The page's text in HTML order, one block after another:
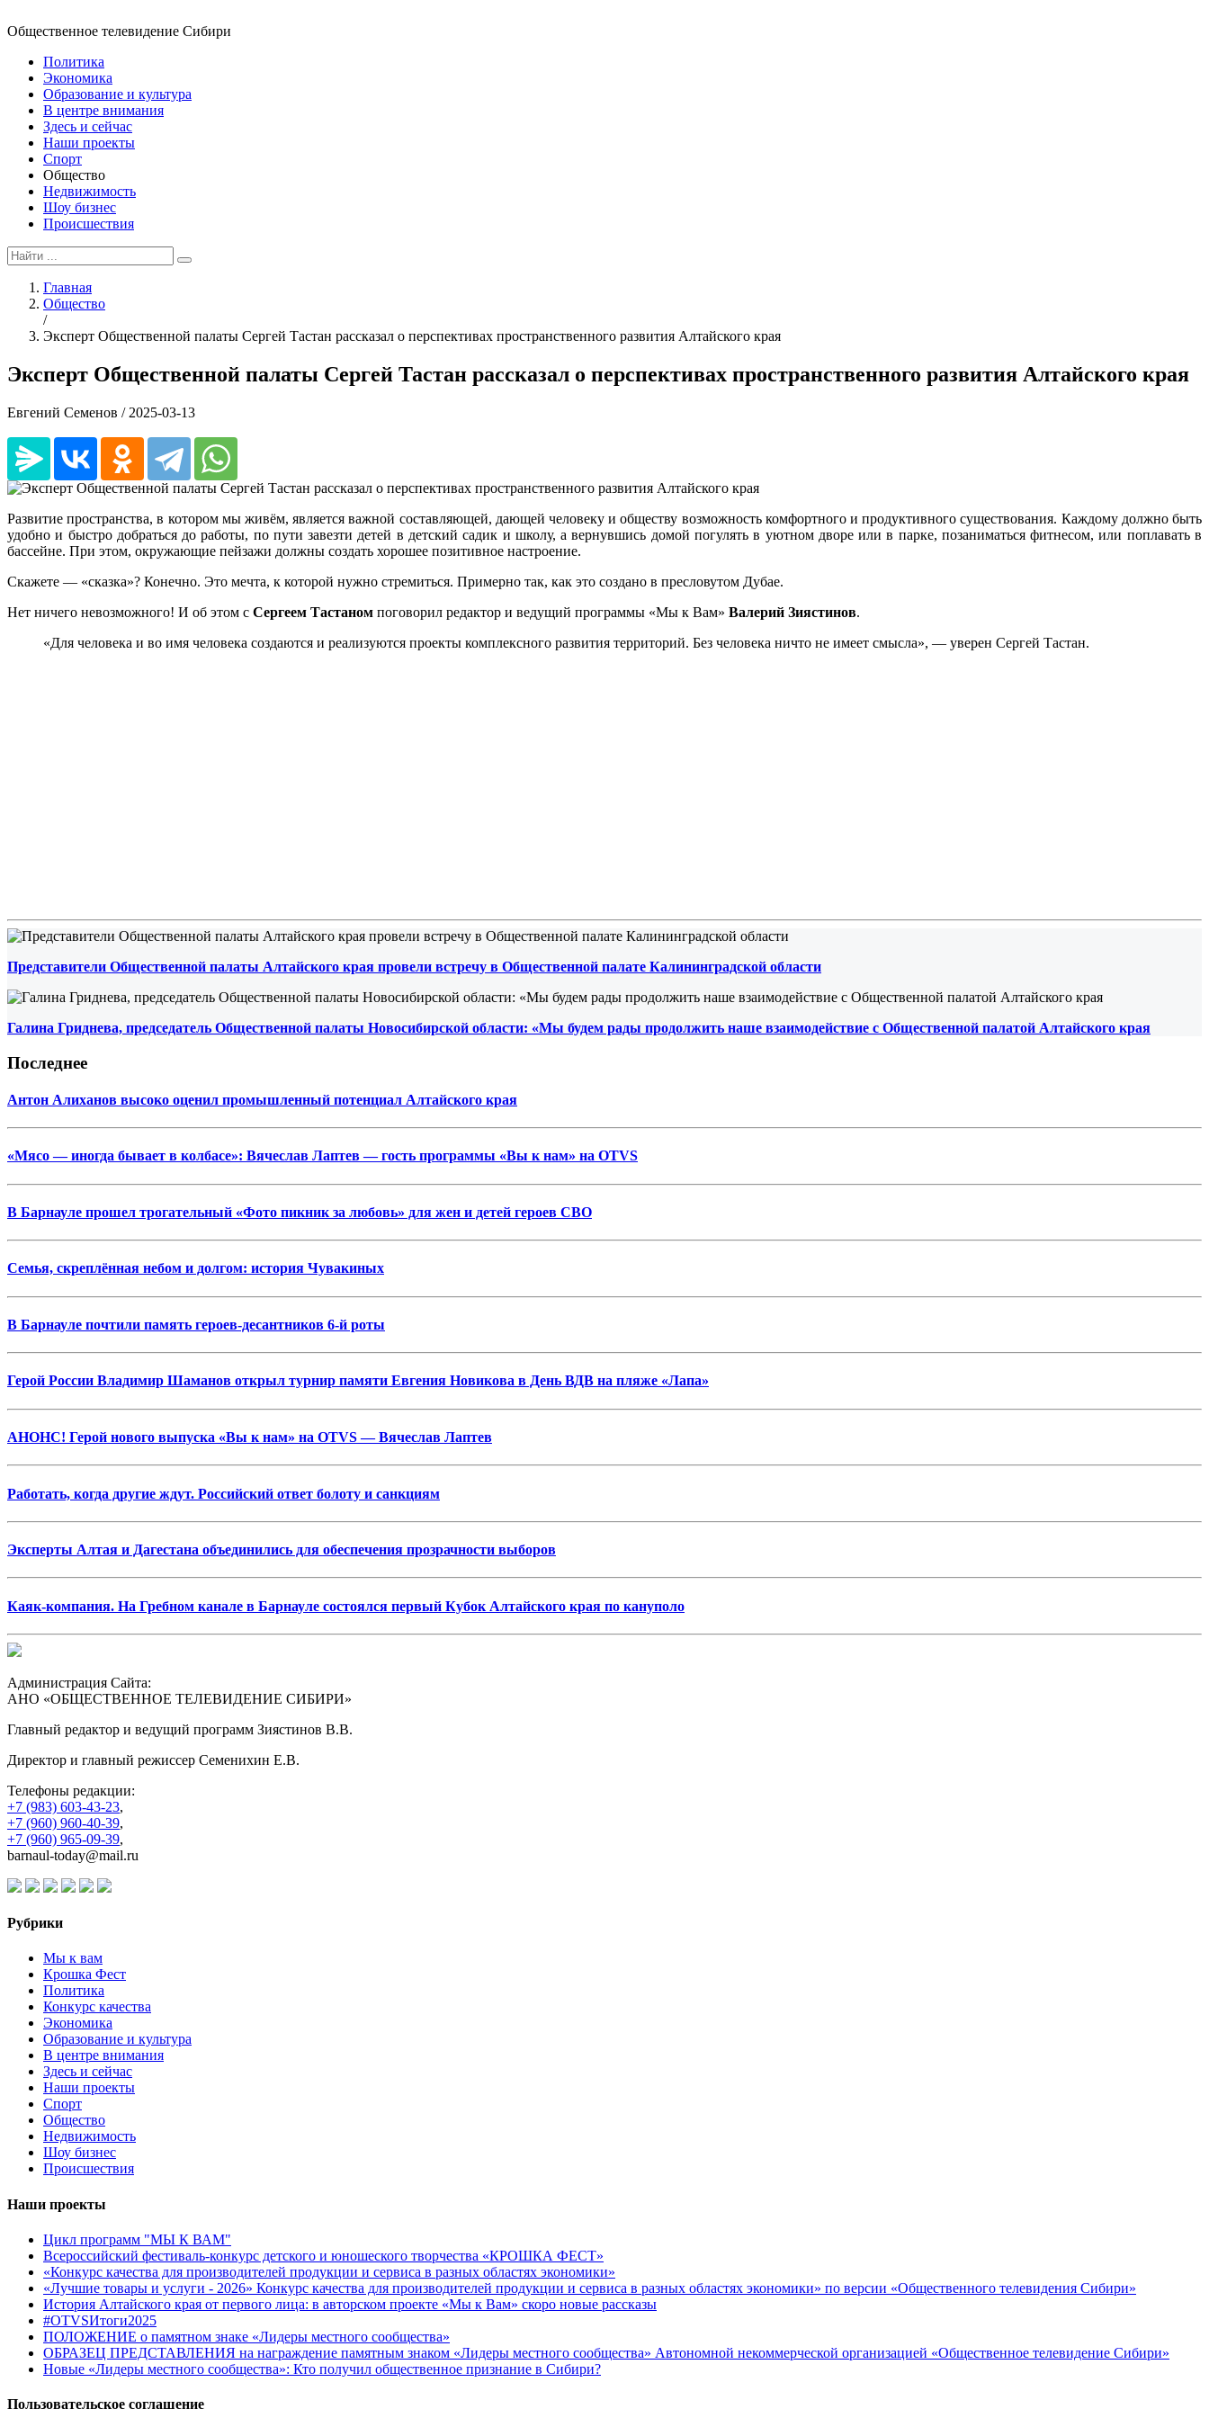
Общественное телевидение Сибири
Политика
Экономика
Образование и культура
В центре внимания
Здесь и сейчас
Наши проекты
Спорт
Общество
Недвижимость
Шоу бизнес
Происшествия
Главная
Общество
/
Эксперт Общественной палаты Сергей Тастан рассказал о перспективах пространственного развития Алтайского края
Эксперт Общественной палаты Сергей Тастан рассказал о перспективах пространственного развития Алтайского края
Евгений Семенов / 2025-03-13
Развитие пространства, в котором мы живём, является важной составляющей, дающей человеку и обществу возможность комфортного и продуктивного существования. Каждому должно быть
удобно и быстро добраться до работы, по пути завезти детей в детский садик и школу, а вернувшись домой погулять в уютном дворе или в парке, позаниматься фитнесом, или поплавать в
бассейне. При этом, окружающие пейзажи должны создать хорошее позитивное настроение.
Скажете — «сказка»? Конечно. Это мечта, к которой нужно стремиться. Примерно так, как это создано в пресловутом Дубае.
Нет ничего невозможного! И об этом с Сергеем Тастаном поговорил редактор и ведущий программы «Мы к Вам» Валерий Зиястинов.
«Для человека и во имя человека создаются и реализуются проекты комплексного развития территорий. Без человека ничто не имеет смысла», — уверен Сергей Тастан.
Представители Общественной палаты Алтайского края провели встречу в Общественной палате Калининградской области
Галина Гриднева, председатель Общественной палаты Новосибирской области: «Мы будем рады продолжить наше взаимодействие с Общественной палатой Алтайского края
Последнее
Антон Алиханов высоко оценил промышленный потенциал Алтайского края
«Мясо — иногда бывает в колбасе»: Вячеслав Лаптев — гость программы «Вы к нам» на OTVS
В Барнауле прошел трогательный «Фото пикник за любовь» для жен и детей героев СВО
Семья, скреплённая небом и долгом: история Чувакиных
В Барнауле почтили память героев-десантников 6-й роты
Герой России Владимир Шаманов открыл турнир памяти Евгения Новикова в День ВДВ на пляже «Лапа»
АНОНС! Герой нового выпуска «Вы к нам» на OTVS — Вячеслав Лаптев
Работать, когда другие ждут. Российский ответ болоту и санкциям
Эксперты Алтая и Дагестана объединились для обеспечения прозрачности выборов
Каяк-компания. На Гребном канале в Барнауле состоялся первый Кубок Алтайского края по кануполо
Администрация Сайта:
АНО «ОБЩЕСТВЕННОЕ ТЕЛЕВИДЕНИЕ СИБИРИ»
Главный редактор и ведущий программ Зиястинов В.В.
Директор и главный режиссер Семенихин Е.В.
Телефоны редакции:
+7 (983) 603-43-23,
+7 (960) 960-40-39,
+7 (960) 965-09-39,
barnaul-today@mail.ru
Рубрики
Мы к вам
Крошка Фест
Политика
Конкурс качества
Экономика
Образование и культура
В центре внимания
Здесь и сейчас
Наши проекты
Спорт
Общество
Недвижимость
Шоу бизнес
Происшествия
Наши проекты
Цикл программ "МЫ К ВАМ"
Всероссийский фестиваль-конкурс детского и юношеского творчества «КРОШКА ФЕСТ»
«Конкурс качества для производителей продукции и сервиса в разных областях экономики»
«Лучшие товары и услуги - 2026» Конкурс качества для производителей продукции и сервиса в разных областях экономики» по версии «Общественного телевидения Сибири»
История Алтайского края от первого лица: в авторском проекте «Мы к Вам» скоро новые рассказы
#OTVSИтоги2025
ПОЛОЖЕНИЕ о памятном знаке «Лидеры местного сообщества»
ОБРАЗЕЦ ПРЕДСТАВЛЕНИЯ на награждение памятным знаком «Лидеры местного сообщества» Автономной некоммерческой организацией «Общественное телевидение Сибири»
Новые «Лидеры местного сообщества»: Кто получил общественное признание в Сибири?
Пользовательское соглашение